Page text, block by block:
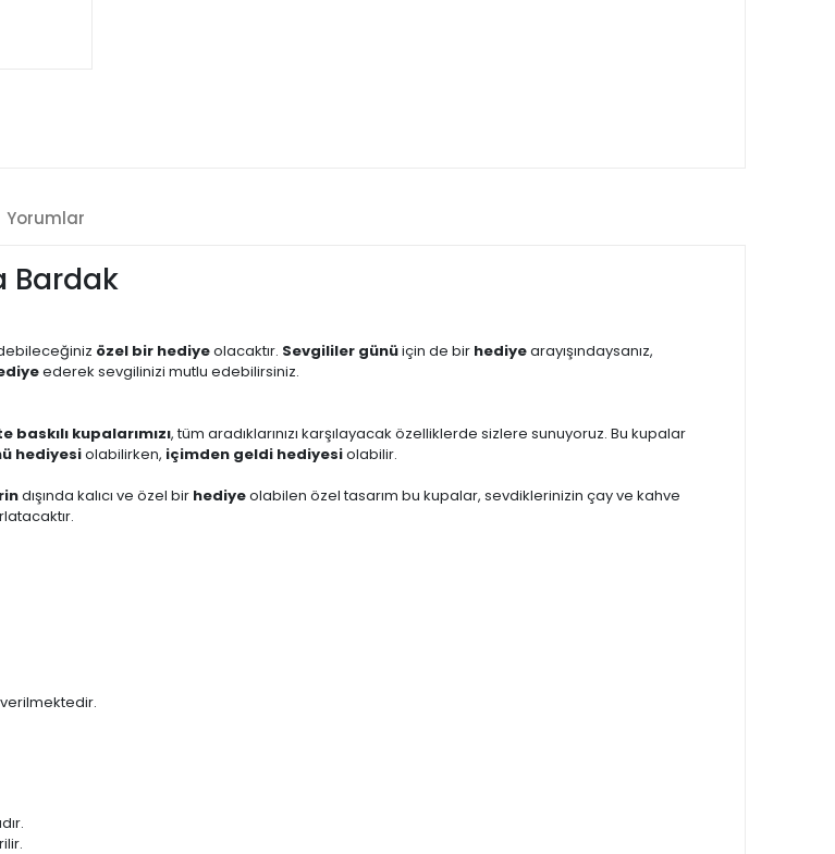
Yorumlar
Bardak
özel bir hediyeolacaktır. Sevgililer günüiçin de bir hediyearayışındaysanız,
ederek sevgilinizi mutlu edebilirsiniz.
baskılı kupalarımızı, tüm aradıklarınızı karşılayacak özelliklerde sizlere sunuyoruz. Bu kupalar
hediyesiolabilirken, içimden geldi hediyesiolabilir.
dışında kalıcı ve özel bir hediyeolabilen özel tasarım bu kupalar, sevdiklerinizin çay ve kahve